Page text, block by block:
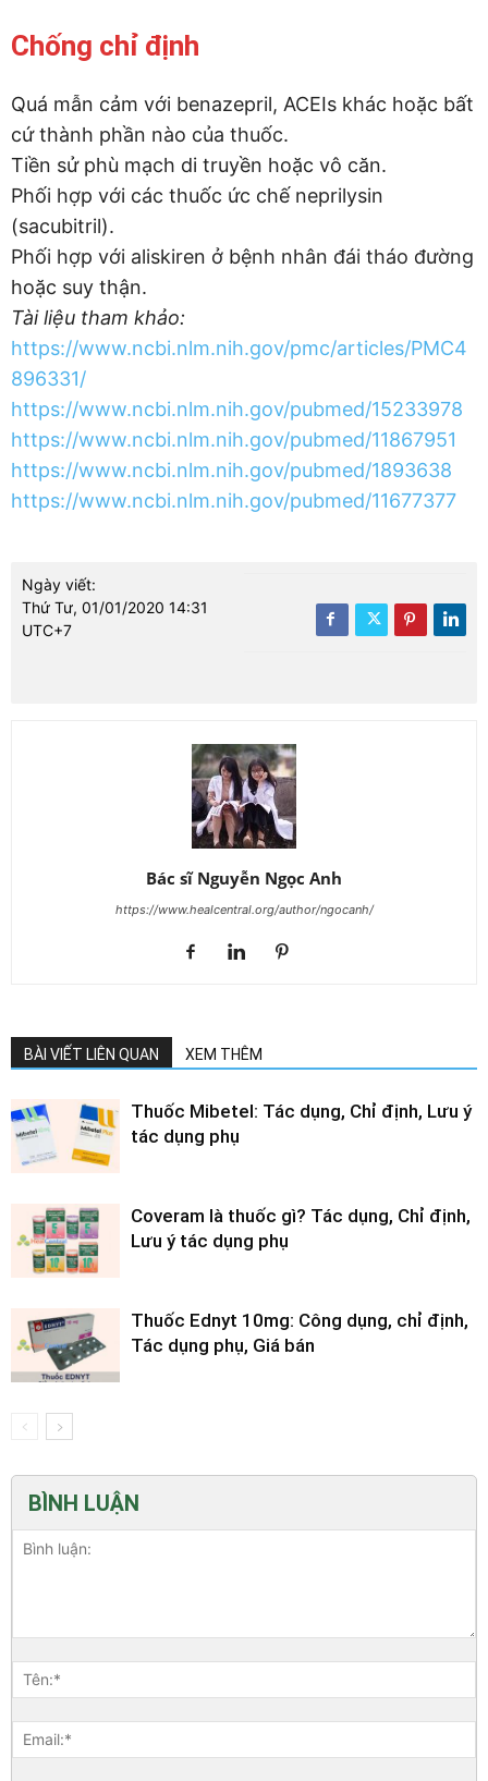
Chống chỉ định
Quá mẫn cảm với benazepril, ACEIs khác hoặc bất
cứ thành phần nào của thuốc.
Tiền sử phù mạch di truyền hoặc vô căn.
Phối hợp với các thuốc ức chế neprilysin
(sacubitril).
Phối hợp với aliskiren ở bệnh nhân đái tháo đường
hoặc suy thận.
Tài liệu tham khảo:
https://www.ncbi.nlm.nih.gov/pmc/articles/PMC4
896331/
https://www.ncbi.nlm.nih.gov/pubmed/15233978
https://www.ncbi.nlm.nih.gov/pubmed/11867951
https://www.ncbi.nlm.nih.gov/pubmed/1893638
https://www.ncbi.nlm.nih.gov/pubmed/11677377
Ngày viết:
Thứ Tư, 01/01/2020 14:31
UTC+7
Bác sĩ Nguyễn Ngọc Anh
https://www.healcentral.org/author/ngocanh/
BÀI VIẾT LIÊN QUAN XEM THÊM
Thuốc Mibetel: Tác dụng, Chỉ định, Lưu ý
tác dụng phụ
Coveram là thuốc gì? Tác dụng, Chỉ định,
Lưu ý tác dụng phụ
Thuốc Ednyt 10mg: Công dụng, chỉ định,
Tác dụng phụ, Giá bán
BÌNH LUẬN